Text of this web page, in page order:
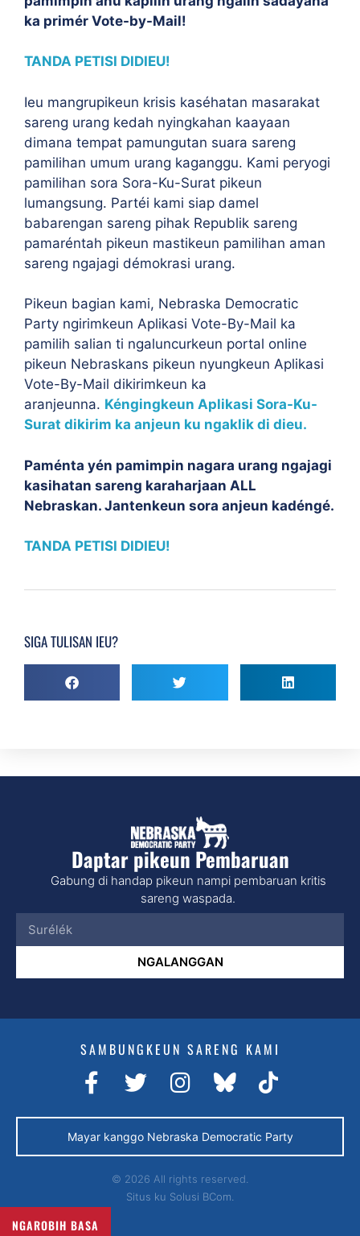
ka primér Vote-by-Mail!
TANDA PETISI DIDIEU!
Ieu mangrupikeun krisis kaséhatan masarakat
sareng urang kedah nyingkahan kaayaan
dimana tempat pamungutan suara sareng
pamilihan umum urang kaganggu. Kami peryogi
pamilihan sora Sora-Ku-Surat pikeun
lumangsung. Partéi kami siap damel
babarengan sareng pihak Republik sareng
pamaréntah pikeun mastikeun pamilihan aman
sareng ngajagi démokrasi urang.
Pikeun bagian kami, Nebraska Democratic
Party ngirimkeun Aplikasi Vote-By-Mail ka
pamilih salian ti ngaluncurkeun portal online
pikeun Nebraskans pikeun nyungkeun Aplikasi
Vote-By-Mail dikirimkeun ka
aranjeunna. Kéngingkeun Aplikasi Sora-Ku-
Surat dikirim ka anjeun ku ngaklik di dieu.
Paménta yén pamimpin nagara urang ngajagi
kasihatan sareng karaharjaan ALL
Nebraskan. Jantenkeun sora anjeun kadéngé.
TANDA PETISI DIDIEU!
SIGA TULISAN IEU?
Daptar pikeun Pembaruan
Gabung di handap pikeun nampi pembaruan kritis
sareng waspada.
NGALANGGAN
SAMBUNGKEUN SARENG KAMI
Mayar kanggo Nebraska Democratic Party
© 2026 All rights reserved.
Situs ku Solusi BCom.
NGAROBIH BASA